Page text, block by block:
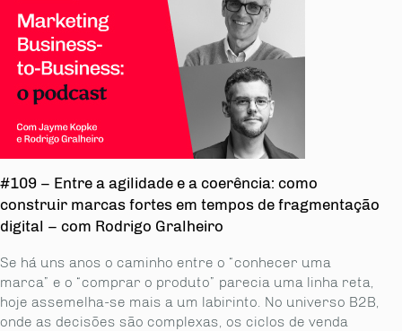
#109 – Entre a agilidade e a coerência: como
construir marcas fortes em tempos de fragmentação
digital – com Rodrigo Gralheiro
Se há uns anos o caminho entre o “conhecer uma
marca” e o “comprar o produto” parecia uma linha reta,
hoje assemelha-se mais a um labirinto. No universo B2B,
onde as decisões são complexas, os ciclos de venda